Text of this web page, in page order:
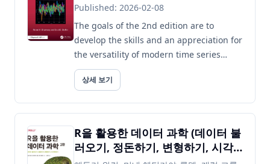
Published: 2026-02-08
The goals of the 2nd edition are to
develop the skills and an appreciation for
the versatility of modern time series
analysis as a tool for analyzing
dependent data. This edition e...
상세 보기
R을 활용한 데이터 과학 (데이터 불
러오기, 정돈하기, 변형하기, 시각